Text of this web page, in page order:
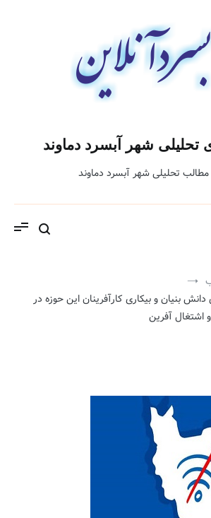
تحلیلی شهر آبسرد دماوند
مطالب تحلیلی شهر آبسرد دماوند
بنیان و بیکاری کارآفرینان این حوزه در
اشتغال آفرین